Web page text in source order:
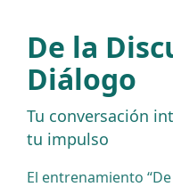
De la
Diálogo
Tu conversación
tu impulso
El entrenamiento